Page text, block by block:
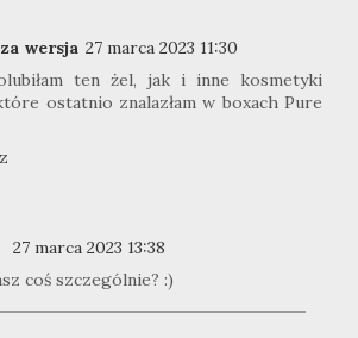
wersja 27 marca 2023 11:30
ten żel, jak i inne kosmetyki
ostatnio znalazłam w boxach Pure
27 marca 2023 13:38
coś szczególnie? :)